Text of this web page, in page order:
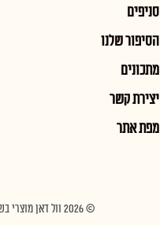
סניפים
הסיפור שלנו
מתכונים
יצירת קשר
מפת אתר
© 2026 וול דאן מוצרי בשר בע"מ | קניות אונליין